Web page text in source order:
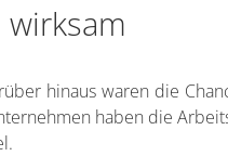
hinaus waren die
haben die